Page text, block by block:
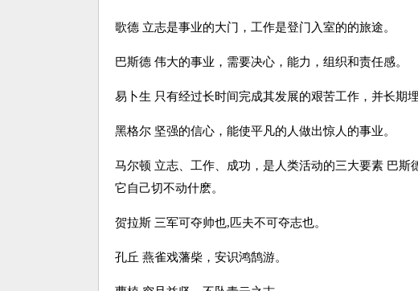
歌德 立志是事业的大门，工作是登门入室的的旅途。
巴斯德 伟大的事业，需要决心，能力，组织和责任感。
易卜生 只有经过长时间完成其发展的艰苦工作，并长期
黑格尔 坚强的信心，能使平凡的人做出惊人的事业。
马尔顿 立志、工作、成功，是人类活动的三大要素 巴
它自己切不动什麽。
贺拉斯 三军可夺帅也,匹夫不可夺志也。
孔丘 燕雀戏藩柴，安识鸿鹄游。